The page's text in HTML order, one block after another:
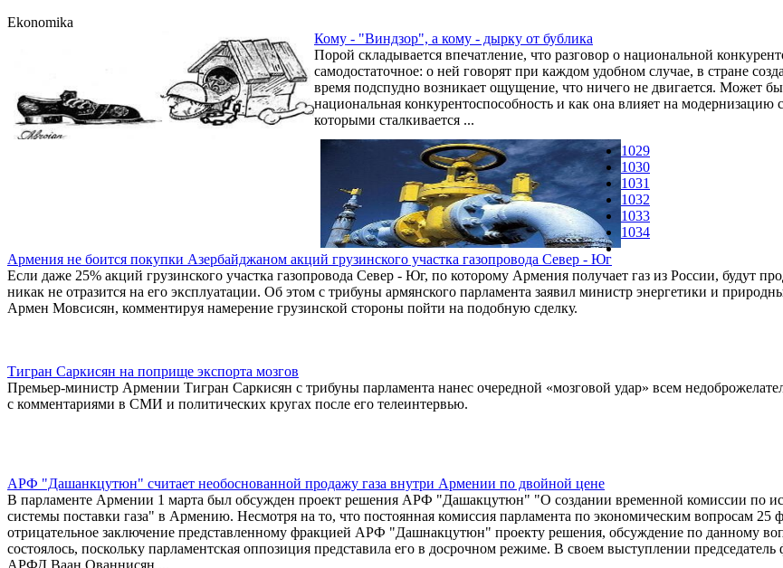
Ekonomika
Кому - "Виндзор", а кому - дырку от бублика
Порой складывается впечатление, что разговор о национальной
самодостаточное: о ней говорят при каждом удобном случае, в стране
время подспудно возникает ощущение, что ничего не двигается. Может
национальная конкурентоспособность и как она влияет на
которыми сталкивается ...
Армения не боится покупки Азербайджаном акций грузинского участка газопровода Север - Юг
Если даже 25% акций грузинского участка газопровода Север - Юг, по которому Армения получает газ из России, будут
никак не отразится на его эксплуатации. Об этом с трибуны армянского парламента заявил министр энергетики и
Армен Мовсисян, комментируя намерение грузинской стороны пойти на подобную сделку.
Тигран Саркисян на поприще экспорта мозгов
Премьер-министр Армении Тигран Саркисян с трибуны парламента нанес очередной «мозговой удар» всем
с комментариями в СМИ и политических кругах после его телеинтервью.
АРФ "Дашанкцутюн" считает необоснованной продажу газа внутри Армении по двойной цене
В парламенте Армении 1 марта был обсужден проект решения АРФ "Дашакцутюн" "О создании временной комиссии по
системы поставки газа" в Армению. Несмотря на то, что постоянная комиссия парламента по экономическим вопросам 25
отрицательное заключение представленному фракцией АРФ "Дашнакцутюн" проекту решения, обсуждение по данному
состоялось, поскольку парламентская оппозиция представила его в досрочном режиме. В своем выступлении председатель
АРФД Ваан Ованнисян ...
1029
1030
1031
1032
1033
1034